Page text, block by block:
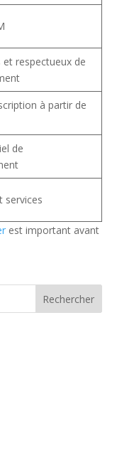
respectueux de
à partir de
de
services
est important avant
Rechercher